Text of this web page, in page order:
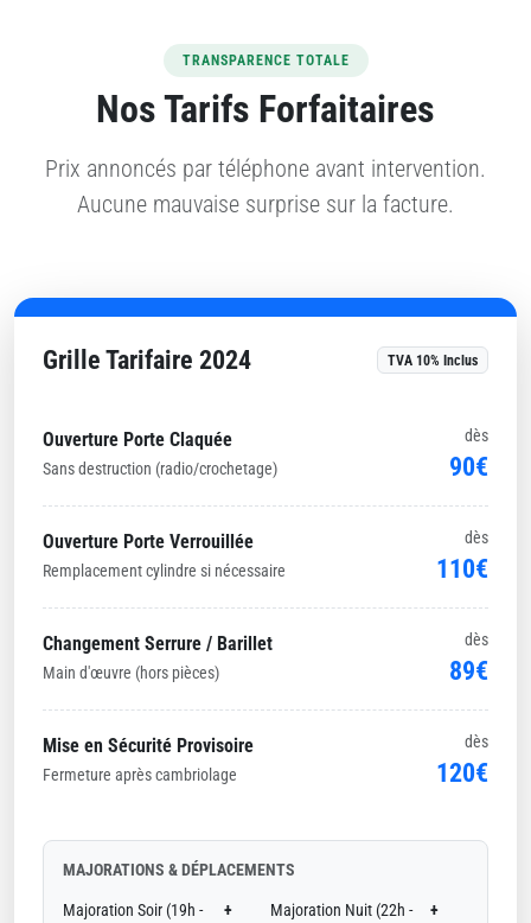
TRANSPARENCE TOTALE
Nos Tarifs Forfaitaires
Prix annoncés par téléphone avant intervention.
Aucune mauvaise surprise sur la facture.
Grille Tarifaire 2024 TVA 10% Inclus
Ouverture Porte Claquée
Sans destruction (radio/crochetage)
dès
90€
Ouverture Porte Verrouillée
Remplacement cylindre si nécessaire
dès
110€
Changement Serrure / Barillet
Main d'œuvre (hors pièces)
dès
89€
Mise en Sécurité Provisoire
Fermeture après cambriolage
dès
120€
MAJORATIONS & DÉPLACEMENTS
Majoration Soir (19h -
+
Majoration Nuit (22h -
+